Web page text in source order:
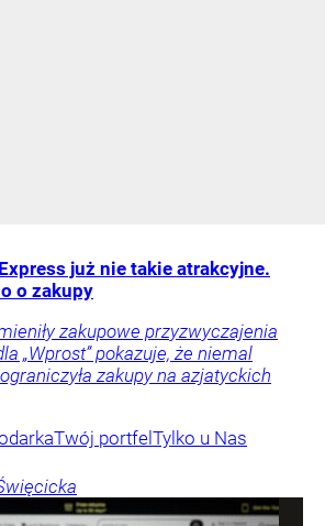
już nie takie atrakcyjne.
o zakupy
zakupowe przyzwyczajenia
„Wprost” pokazuje, że niemal
zakupy na azjatyckich
Twój portfel Tylko u Nas